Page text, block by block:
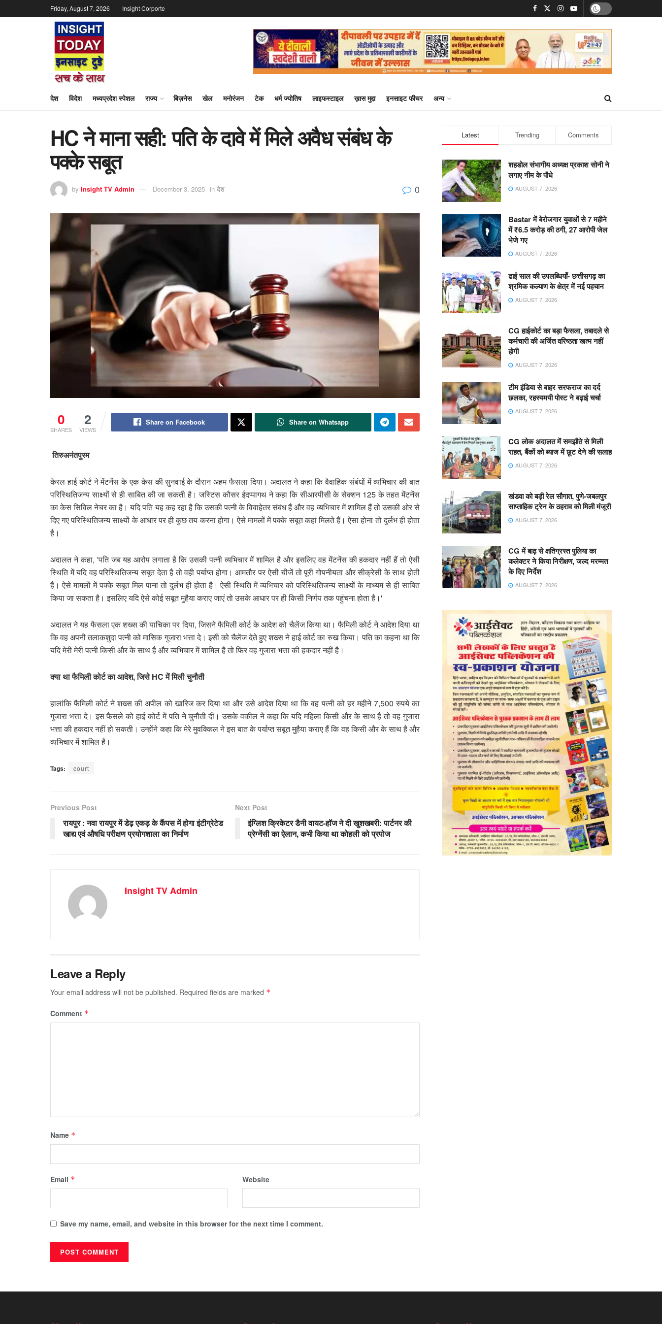
Friday, August 7, 2026 Insight Corporte
देश विदेश मध्यप्रदेश स्पेशल राज्य बिज़नेस खेल मनोरंजन टेक धर्म ज्योतिष लाइफस्टाइल ख़ास मुद्दा इनसाइट फीचर अन्य
HC ने माना सही: पति के दावे में मिले अवैध संबंध के
पक्के सबूत
by Insight TV Admin December 3, 2025 in देश 0
0
SHARES
2
VIEWS
Share on Facebook Share on Whatsapp
तिरुअनंतपुरम
केरल हाई कोर्ट ने मेंटनेंस के एक केस की सुनवाई के दौरान अहम फैसला दिया। अदालत ने कहा कि वैवाहिक संबंधों में व्यभिचार की बात
परिस्थितिजन्य साक्ष्यों से ही साबित की जा सकती है। जस्टिस कौसर ईदप्पागथ ने कहा कि सीआरपीसी के सेक्शन 125 के तहत मेंटनेंस
का केस सिविल नेचर का है। यदि पति यह कह रहा है कि उसकी पत्नी के विवाहेतर संबंध हैं और वह व्यभिचार में शामिल हैं तो उसकी ओर से
दिए गए परिस्थितिजन्य साक्ष्यों के आधार पर ही कुछ तय करना होगा। ऐसे मामलों में पक्के सबूत कहां मिलते हैं। ऐसा होना तो दुर्लभ ही होता
है।
अदालत ने कहा, 'पति जब यह आरोप लगाता है कि उसकी पत्नी व्यभिचार में शामिल है और इसलिए वह मेंटनेंस की हकदार नहीं हैं तो ऐसी
स्थिति में यदि वह परिस्थितिजन्य सबूत देता है तो वही पर्याप्त होगा। आमतौर पर ऐसी चीजें तो पूरी गोपनीयता और सीक्रेसी के साथ होती
हैं। ऐसे मामलों में पक्के सबूत मिल पाना तो दुर्लभ ही होता है। ऐसी स्थिति में व्यभिचार को परिस्थितिजन्य साक्ष्यों के माध्यम से ही साबित
किया जा सकता है। इसलिए यदि ऐसे कोई सबूत मुहैया कराए जाएं तो उसके आधार पर ही किसी निर्णय तक पहुंचना होता है।'
अदालत ने यह फैसला एक शख्स की याचिका पर दिया, जिसने फैमिली कोर्ट के आदेश को चैलेंज किया था। फैमिली कोर्ट ने आदेश दिया था
कि वह अपनी तलाकशुदा पत्नी को मासिक गुजारा भत्ता दे। इसी को चैलेंज देते हुए शख्स ने हाई कोर्ट का रुख किया। पति का कहना था कि
यदि मेरी मेरी पत्नी किसी और के साथ है और व्यभिचार में शामिल है तो फिर वह गुजारा भत्ता की हकदार नहीं है।
क्या था फैमिली कोर्ट का आदेश, जिसे HC में मिली चुनौती
हालांकि फैमिली कोर्ट ने शख्स की अपील को खारिज कर दिया था और उसे आदेश दिया था कि वह पत्नी को हर महीने 7,500 रुपये का
गुजारा भत्ता दे। इस फैसले को हाई कोर्ट में पति ने चुनौती दी। उसके वकील ने कहा कि यदि महिला किसी और के साथ है तो वह गुजारा
भत्ता की हकदार नहीं हो सकती। उन्होंने कहा कि मेरे मुवक्किल ने इस बात के पर्याप्त सबूत मुहैया कराए हैं कि वह किसी और के साथ है और
व्यभिचार में शामिल है।
Tags: court
Previous Post
रायपुर : नवा रायपुर में डेढ़ एकड़ के कैंपस में होगा इंटीग्रेटेड
खाद्य एवं औषधि परीक्षण प्रयोगशाला का निर्माण
Next Post
इंग्लिश क्रिकेटर डैनी वायट-हॉज ने दी खुशखबरी: पार्टनर की
प्रेग्नेंसी का ऐलान, कभी किया था कोहली को प्रपोज
Insight TV Admin
Leave a Reply
Your email address will not be published. Required fields are marked *
Comment *
Name *
Email * Website
Save my name, email, and website in this browser for the next time I comment.
Latest Trending Comments
शहडोल संभागीय अध्यक्ष प्रकाश सोनी ने
लगाए नीम के पौधे
AUGUST 7, 2026
Bastar में बेरोजगार युवाओं से 7 महीने
में ₹6.5 करोड़ की ठगी, 27 आरोपी जेल
भेजे गए
AUGUST 7, 2026
ढाई साल की उपलब्धियाँ- छत्तीसगढ़ का
श्रमिक कल्याण के क्षेत्र में नई पहचान
AUGUST 7, 2026
CG हाईकोर्ट का बड़ा फैसला, तबादले से
कर्मचारी की अर्जित वरिष्ठता खत्म नहीं
होगी
AUGUST 7, 2026
टीम इंडिया से बाहर सरफराज का दर्द
छलका, रहस्यमयी पोस्ट ने बढ़ाई चर्चा
AUGUST 7, 2026
CG लोक अदालत में समझौते से मिली
राहत, बैंकों को ब्याज में छूट देने की सलाह
AUGUST 7, 2026
खंडवा को बड़ी रेल सौगात, पुणे-जबलपुर
साप्ताहिक ट्रेन के ठहराव को मिली मंजूरी
AUGUST 7, 2026
CG में बाढ़ से क्षतिग्रस्त पुलिया का
कलेक्टर ने किया निरीक्षण, जल्द मरम्मत
के दिए निर्देश
AUGUST 7, 2026